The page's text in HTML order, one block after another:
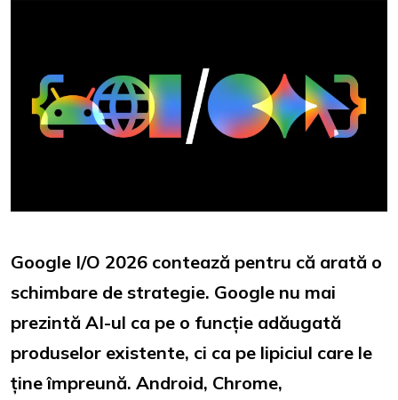
Google I/O 2026 contează pentru că arată o
schimbare de strategie. Google nu mai
prezintă AI-ul ca pe o funcție adăugată
produselor existente, ci ca pe lipiciul care le
ține împreună. Android, Chrome,